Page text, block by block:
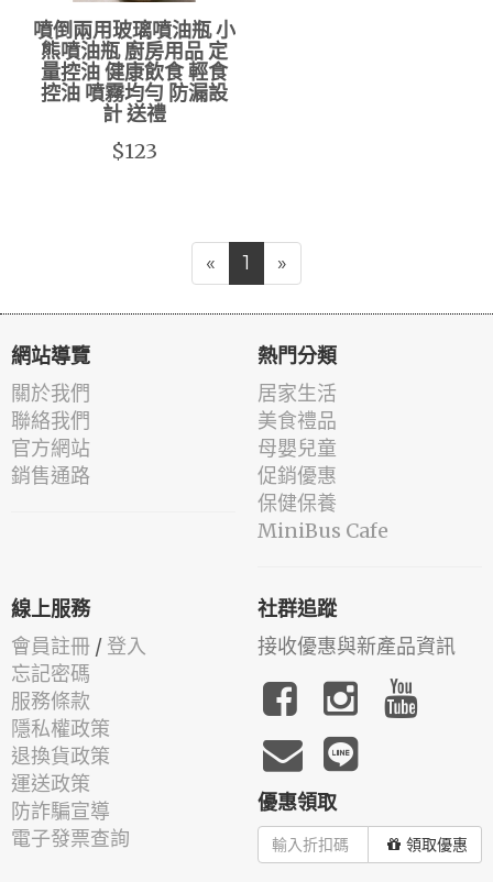
噴倒兩用玻璃噴油瓶 小
熊噴油瓶 廚房用品 定
量控油 健康飲食 輕食
控油 噴霧均勻 防漏設
計 送禮
$123
« 1 »
網站導覽
關於我們
聯絡我們
官方網站
銷售通路
熱門分類
居家生活
美食禮品
母嬰兒童
促銷優惠
保健保養
MiniBus Cafe
線上服務
會員註冊 / 登入
忘記密碼
服務條款
隱私權政策
退換貨政策
運送政策
防詐騙宣導
電子發票查詢
社群追蹤
接收優惠與新產品資訊
優惠領取
領取優惠